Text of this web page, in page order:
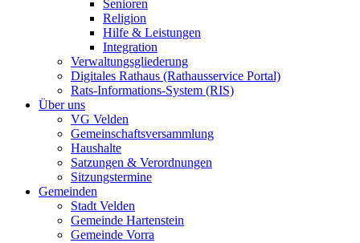
Senioren
Religion
Hilfe & Leistungen
Integration
Verwaltungsgliederung
Digitales Rathaus (Rathausservice Portal)
Rats-Informations-System (RIS)
Über uns
VG Velden
Gemeinschaftsversammlung
Haushalte
Satzungen & Verordnungen
Sitzungstermine
Gemeinden
Stadt Velden
Gemeinde Hartenstein
Gemeinde Vorra